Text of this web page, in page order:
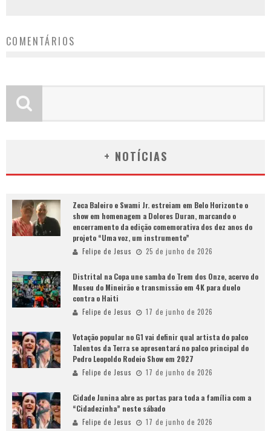
COMENTÁRIOS
+ NOTÍCIAS
Zeca Baleiro e Swami Jr. estreiam em Belo Horizonte o
show em homenagem a Dolores Duran, marcando o
encerramento da edição comemorativa dos dez anos do
projeto “Uma voz, um instrumento”
Felipe de Jesus 25 de junho de 2026
Distrital na Copa une samba do Trem dos Onze, acervo do
Museu do Mineirão e transmissão em 4K para duelo
contra o Haiti
Felipe de Jesus 17 de junho de 2026
Votação popular no G1 vai definir qual artista do palco
Talentos da Terra se apresentará no palco principal do
Pedro Leopoldo Rodeio Show em 2027
Felipe de Jesus 17 de junho de 2026
Cidade Junina abre as portas para toda a família com a
“Cidadezinha” neste sábado
Felipe de Jesus 17 de junho de 2026